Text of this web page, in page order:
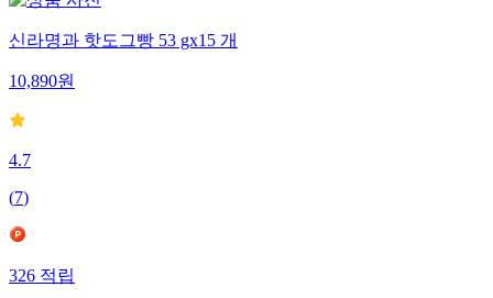
신라명과 핫도그빵 53 gx15 개
10,890원
4.7
(7)
326적립